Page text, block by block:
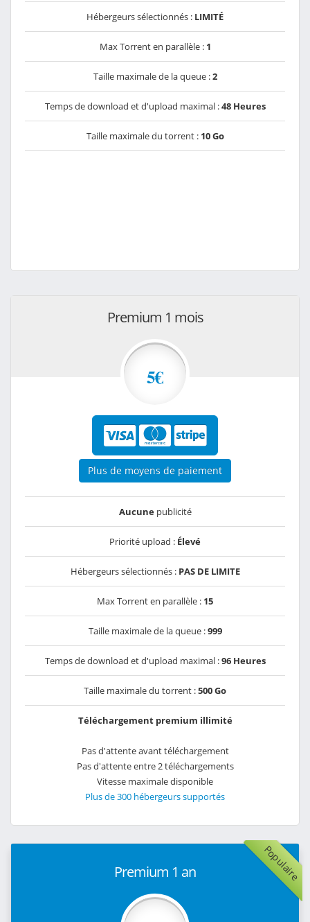
Hébergeurs sélectionnés : LIMITÉ
Max Torrent en parallèle : 1
Taille maximale de la queue :2
Temps de download et d'upload maximal :48 Heures
Taille maximale du torrent : 10 Go
Premium 1 mois
5€
Plus de moyens de paiement
Aucunepublicité
Priorité upload : Élevé
Hébergeurs sélectionnés : PAS DE LIMITE
Max Torrent en parallèle : 15
Taille maximale de la queue :999
Temps de download et d'upload maximal :96 Heures
Taille maximale du torrent :500 Go
Téléchargement premium illimité
Pas d'attente avant téléchargement
Pas d'attente entre 2 téléchargements
Vitesse maximale disponible
Plus de 300 hébergeurs supportés
Populaire
Premium 1 an